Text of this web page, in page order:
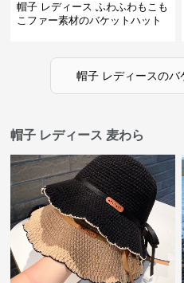
帽子 レディース ふわふわもこも
こファー素材のバケットハット
帽子 レディースのバ
帽子 レディース 麦わら